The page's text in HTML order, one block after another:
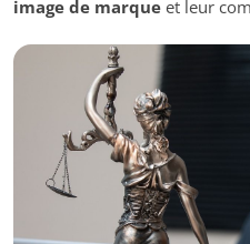
image de marque et leur